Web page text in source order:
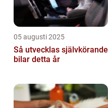
05 augusti 2025
Så utvecklas självkörande
bilar detta år